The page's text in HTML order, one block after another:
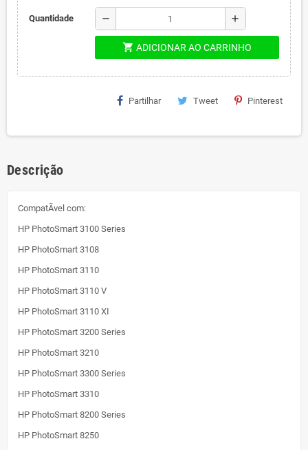
Quantidade remove add
shopping_cart ADICIONAR AO CARRINHO
Partilhar Tweet Pinterest
Descrição
CompatÃ­vel com:
HP PhotoSmart 3100 Series
HP PhotoSmart 3108
HP PhotoSmart 3110
HP PhotoSmart 3110 V
HP PhotoSmart 3110 XI
HP PhotoSmart 3200 Series
HP PhotoSmart 3210
HP PhotoSmart 3300 Series
HP PhotoSmart 3310
HP PhotoSmart 8200 Series
HP PhotoSmart 8250